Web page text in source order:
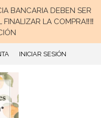
BANCARIA DEBEN SER
FINALIZAR LA COMPRA‼️‼️
INICIAR SESIÓN